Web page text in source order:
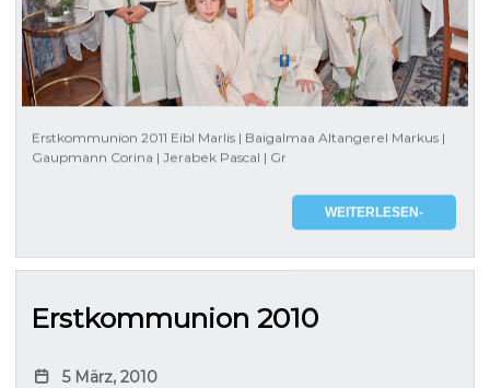
Erstkommunion 2011 Eibl Marlis | Baigalmaa Altangerel Markus |
Gaupmann Corina | Jerabek Pascal | Gr
WEITERLESEN-
Erstkommunion 2010
5 März, 2010